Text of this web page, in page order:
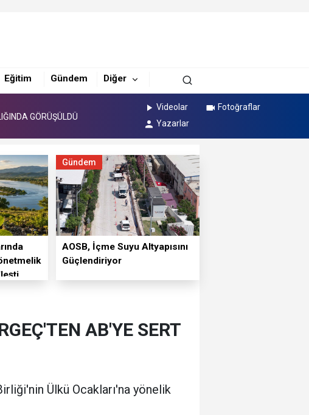
Eğitim Gündem Diğer
GÖRÜŞÜLDÜ
GERÇEKLEŞTİRİLDİ
GÖRÜŞÜLDÜ
Videolar
Fotoğraflar
Yazarlar
Gündem
⁠AOSB, İçme Suyu Altyapısını
Güçlendiriyor
AB'YE SERT
Ülkü Ocakları'na yönelik